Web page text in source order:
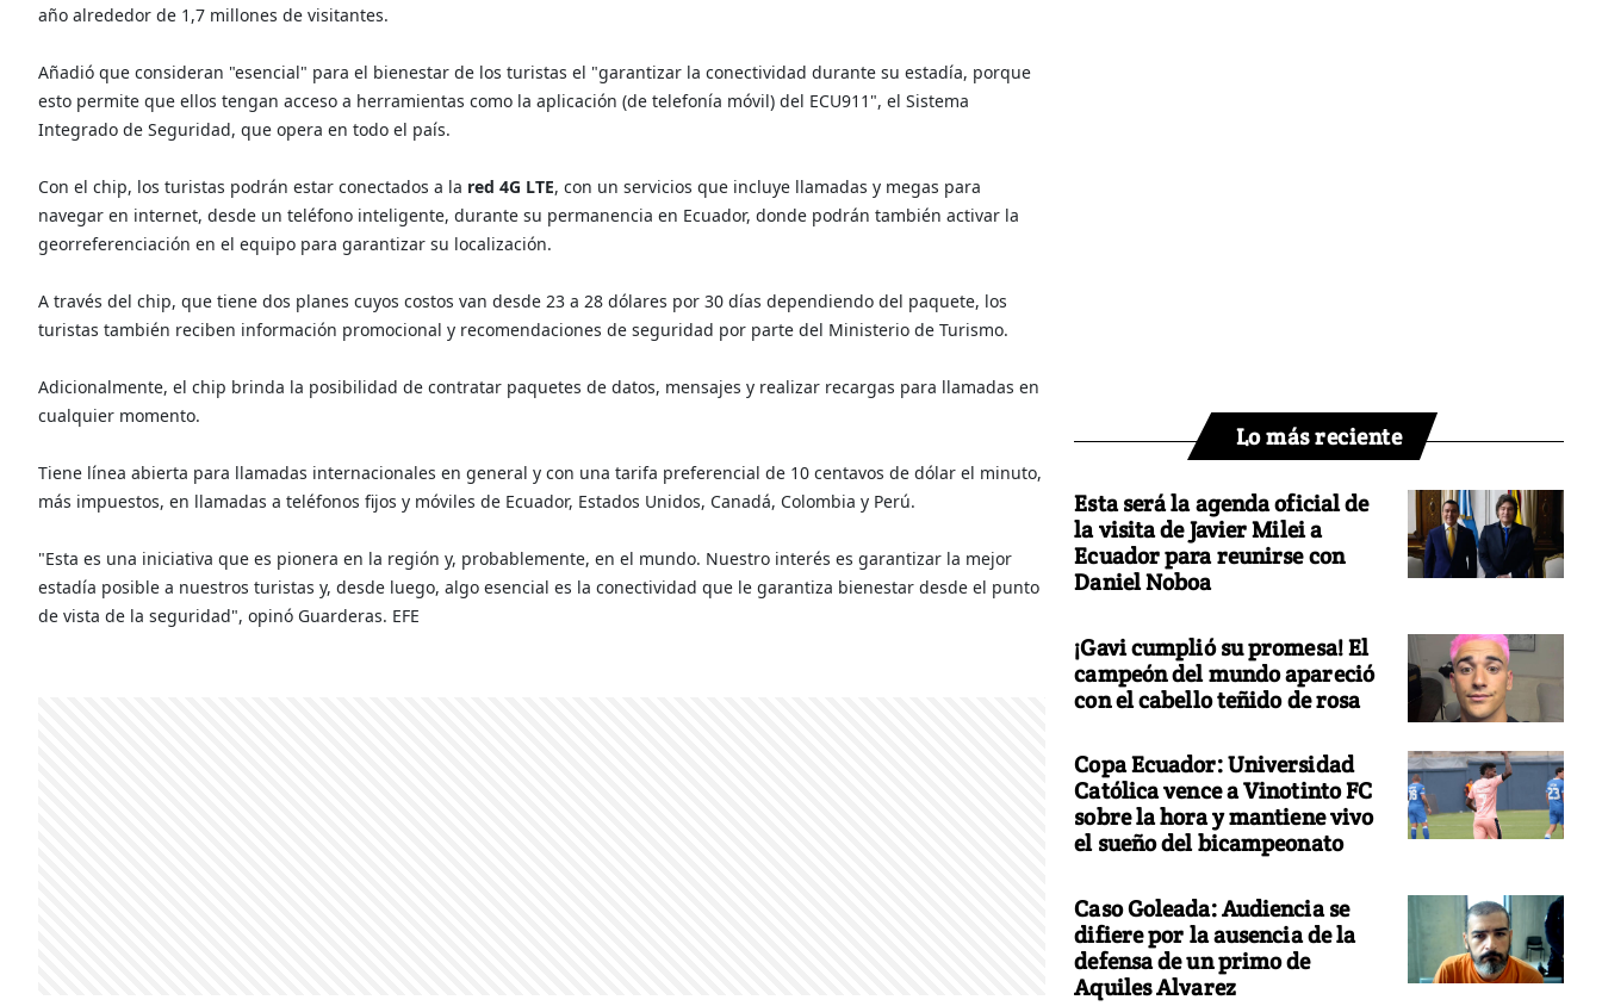
año alrededor de 1,7 millones de visitantes.
Añadió que consideran "esencial" para el bienestar de los turistas el "garantizar la conectividad durante su estadía, porque
esto permite que ellos tengan acceso a herramientas como la aplicación (de telefonía móvil) del ECU911", el Sistema
Integrado de Seguridad, que opera en todo el país.
Con el chip, los turistas podrán estar conectados a la red 4G LTE, con un servicios que incluye llamadas y megas para
navegar en internet, desde un teléfono inteligente, durante su permanencia en Ecuador, donde podrán también activar la
georreferenciación en el equipo para garantizar su localización.
A través del chip, que tiene dos planes cuyos costos van desde 23 a 28 dólares por 30 días dependiendo del paquete, los
turistas también reciben información promocional y recomendaciones de seguridad por parte del Ministerio de Turismo.
Adicionalmente, el chip brinda la posibilidad de contratar paquetes de datos, mensajes y realizar recargas para llamadas en
cualquier momento.
Tiene línea abierta para llamadas internacionales en general y con una tarifa preferencial de 10 centavos de dólar el minuto,
más impuestos, en llamadas a teléfonos fijos y móviles de Ecuador, Estados Unidos, Canadá, Colombia y Perú.
"Esta es una iniciativa que es pionera en la región y, probablemente, en el mundo. Nuestro interés es garantizar la mejor
estadía posible a nuestros turistas y, desde luego, algo esencial es la conectividad que le garantiza bienestar desde el punto
de vista de la seguridad", opinó Guarderas. EFE
Lo más reciente
Esta será la agenda oficial de
la visita de Javier Milei a
Ecuador para reunirse con
Daniel Noboa
¡Gavi cumplió su promesa! El
campeón del mundo apareció
con el cabello teñido de rosa
Copa Ecuador: Universidad
Católica vence a Vinotinto FC
sobre la hora y mantiene vivo
el sueño del bicampeonato
Caso Goleada: Audiencia se
difiere por la ausencia de la
defensa de un primo de
Aquiles Alvarez